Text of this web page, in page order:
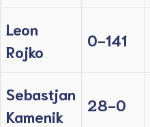
Leon
Rojko
0-141
Sebastjan
Kamenik
28-0